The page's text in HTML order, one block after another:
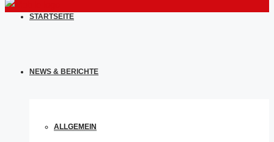
STARTSEITE
NEWS & BERICHTE
ALLGEMEIN